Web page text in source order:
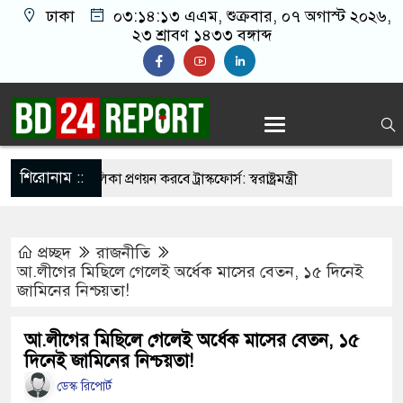
ঢাকা ০৩:১৪:১৪ এএম, শুক্রবার, ০৭ অগাস্ট ২০২৬,
২৩ শ্রাবণ ১৪৩৩ বঙ্গাব্দ
শিরোনাম ::
তালিকা প্রণয়ন করবে ট্রাস্কফোর্স: স্বরাষ্ট্রমন্ত্রী
নয়, জাতির দায়িত্ব নিতে হবে ওলামায়ে
থেকে খুলে ফেলা হচ্ছে মাইক, শুভেন্দু বলছেন-
প্রচ্ছদ
রাজনীতি
আ.লীগের মিছিলে গেলেই অর্ধেক মাসের বেতন, ১৫ দিনেই
জামিনের নিশ্চয়তা!
আ.লীগের মিছিলে গেলেই অর্ধেক মাসের বেতন, ১৫
দিনেই জামিনের নিশ্চয়তা!
ডেস্ক রিপোর্ট